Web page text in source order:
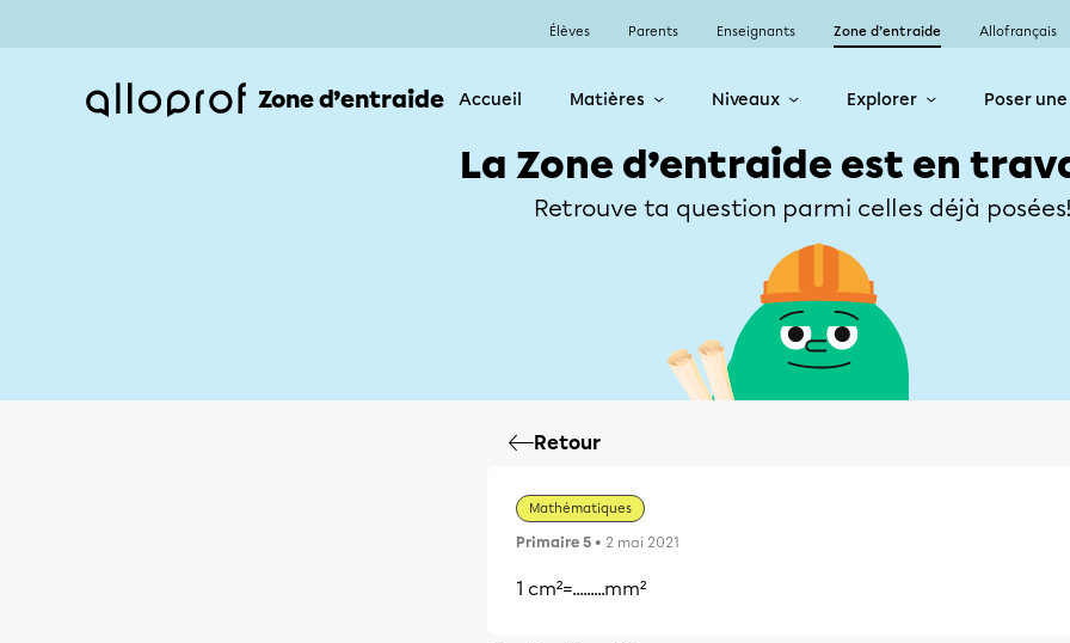
Élèves Parents Enseignants Zone d’entraide Allofrançais
Zone d’entraide Accueil Matières Niveaux Explorer Poser
La Zone d’entraide est en
Retrouve ta question parmi celles déjà posées!
Retour
Mathématiques
Primaire 5 • 2 mai 2021
1 cm²=.........mm²